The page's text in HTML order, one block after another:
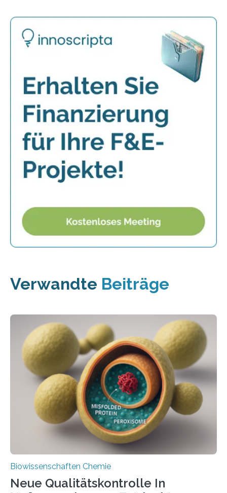
Verwandte Beiträge
Biowissenschaften Chemie
Neue Qualitätskontrolle In